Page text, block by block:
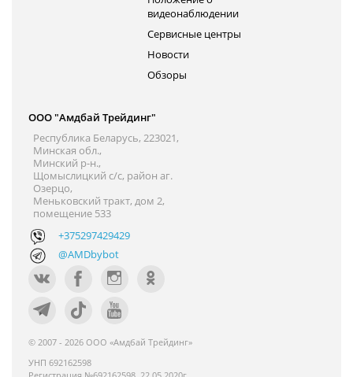
видеонаблюдении
Сервисные центры
Новости
Обзоры
ООО "Амдбай Трейдинг"
Республика Беларусь, 223021,
Минская обл.,
Минский р-н.,
Щомыслицкий с/с, район аг.
Озерцо,
Меньковский тракт, дом 2,
помещение 533
+375297429429
@AMDbybot
© 2007 - 2026 ООО «Амдбай Трейдинг»
УНП 692162598